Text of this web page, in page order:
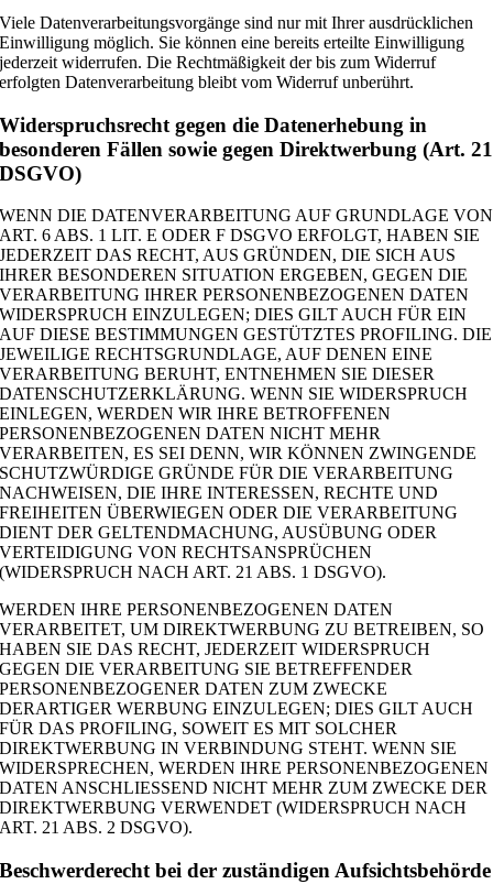
Viele Datenverarbeitungsvorgänge sind nur mit Ihrer ausdrücklichen
Einwilligung möglich. Sie können eine bereits erteilte Einwilligung
jederzeit widerrufen. Die Rechtmäßigkeit der bis zum Widerruf
erfolgten Datenverarbeitung bleibt vom Widerruf unberührt.
Widerspruchsrecht gegen die Datenerhebung in
besonderen Fällen sowie gegen Direktwerbung (Art. 21
DSGVO)
WENN DIE DATENVERARBEITUNG AUF GRUNDLAGE VON
ART. 6 ABS. 1 LIT. E ODER F DSGVO ERFOLGT, HABEN SIE
JEDERZEIT DAS RECHT, AUS GRÜNDEN, DIE SICH AUS
IHRER BESONDEREN SITUATION ERGEBEN, GEGEN DIE
VERARBEITUNG IHRER PERSONENBEZOGENEN DATEN
WIDERSPRUCH EINZULEGEN; DIES GILT AUCH FÜR EIN
AUF DIESE BESTIMMUNGEN GESTÜTZTES PROFILING. DIE
JEWEILIGE RECHTSGRUNDLAGE, AUF DENEN EINE
VERARBEITUNG BERUHT, ENTNEHMEN SIE DIESER
DATENSCHUTZERKLÄRUNG. WENN SIE WIDERSPRUCH
EINLEGEN, WERDEN WIR IHRE BETROFFENEN
PERSONENBEZOGENEN DATEN NICHT MEHR
VERARBEITEN, ES SEI DENN, WIR KÖNNEN ZWINGENDE
SCHUTZWÜRDIGE GRÜNDE FÜR DIE VERARBEITUNG
NACHWEISEN, DIE IHRE INTERESSEN, RECHTE UND
FREIHEITEN ÜBERWIEGEN ODER DIE VERARBEITUNG
DIENT DER GELTENDMACHUNG, AUSÜBUNG ODER
VERTEIDIGUNG VON RECHTSANSPRÜCHEN
(WIDERSPRUCH NACH ART. 21 ABS. 1 DSGVO).
WERDEN IHRE PERSONENBEZOGENEN DATEN
VERARBEITET, UM DIREKTWERBUNG ZU BETREIBEN, SO
HABEN SIE DAS RECHT, JEDERZEIT WIDERSPRUCH
GEGEN DIE VERARBEITUNG SIE BETREFFENDER
PERSONENBEZOGENER DATEN ZUM ZWECKE
DERARTIGER WERBUNG EINZULEGEN; DIES GILT AUCH
FÜR DAS PROFILING, SOWEIT ES MIT SOLCHER
DIREKTWERBUNG IN VERBINDUNG STEHT. WENN SIE
WIDERSPRECHEN, WERDEN IHRE PERSONENBEZOGENEN
DATEN ANSCHLIESSEND NICHT MEHR ZUM ZWECKE DER
DIREKTWERBUNG VERWENDET (WIDERSPRUCH NACH
ART. 21 ABS. 2 DSGVO).
Beschwerde­recht bei der zuständigen Aufsichts­behörde